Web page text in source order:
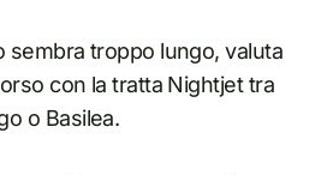
sembra troppo lungo, valuta
con la tratta Nightjet tra
o Basilea.